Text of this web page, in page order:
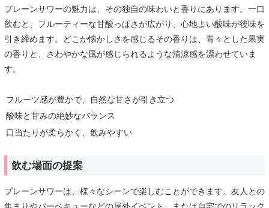
プレーンサワーの魅力は、その独自の味わいと香りにあります。一口
飲むと、フルーティーな甘酸っぱさが広がり、心地よい酸味が後味を
引き締めます。どこか懐かしさを感じるその香りは、青々とした果実
の香りと、さわやかな風が感じられるような清涼感を漂わせていま
す。
フルーツ感が豊かで、自然な甘さが引き立つ
酸味と甘みの絶妙なバランス
口当たりが柔らかく、飲みやすい
飲む場面の提案
プレーンサワーは、様々なシーンで楽しむことができます。友人との